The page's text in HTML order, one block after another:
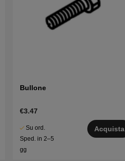
Bullone
€3.47
Su ord.
Sped. in 2–5
gg
Acquista